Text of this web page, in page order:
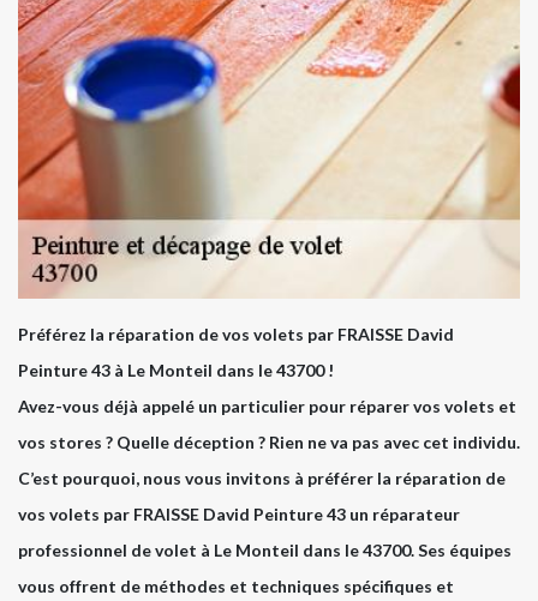
Préférez la réparation de vos volets par FRAISSE David
Peinture 43 à Le Monteil dans le 43700 !
Avez-vous déjà appelé un particulier pour réparer vos volets et
vos stores ? Quelle déception ? Rien ne va pas avec cet individu.
C’est pourquoi, nous vous invitons à préférer la réparation de
vos volets par FRAISSE David Peinture 43 un réparateur
professionnel de volet à Le Monteil dans le 43700. Ses équipes
vous offrent de méthodes et techniques spécifiques et